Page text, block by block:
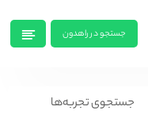
جستجو در راهدون
جستجوی تجربه‌ها